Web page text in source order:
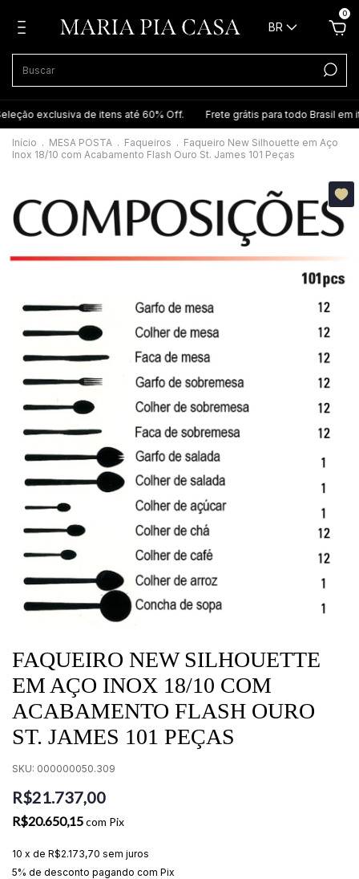
BR
0
exclusiva de itens até 60% Off. Frete grátis para todo Brasil em
Início . MESA POSTA . Faqueiros . Faqueiro New Silhouette em Aço
Inox 18/10 com Acabamento Flash Ouro St. James 101 Peças
FAQUEIRO NEW SILHOUETTE
EM AÇO INOX 18/10 COM
ACABAMENTO FLASH OURO
ST. JAMES 101 PEÇAS
SKU: 000000050.309
R$21.737,00
R$20.650,15com Pix
10 x de R$2.173,70 sem juros
5% de desconto pagando com Pix